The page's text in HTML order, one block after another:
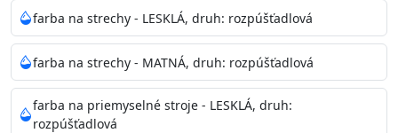
Neaplikujte pri teplote pod 5°C a nad teplotu 35°C alebo
pri relatívnej vlhkosti nad 80%.
Nepoužitá farba vyžaduje špeciálne zaobchádzanie na
bezpečnú likvidáciu.
farba na strechy - LESKLÁ, druh: rozpúšťadlová
farba na strechy - MATNÁ, druh: rozpúšťadlová
farba na priemyselné stroje - LESKLÁ, druh:
rozpúšťadlová